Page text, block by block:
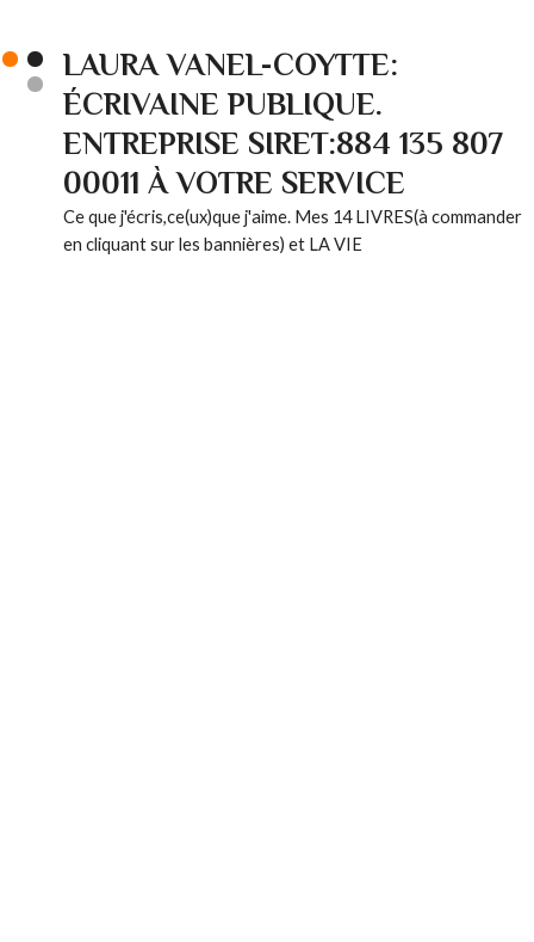
LAURA VANEL-COYTTE:
ÉCRIVAINE PUBLIQUE.
ENTREPRISE SIRET:884 135 807
00011 À VOTRE SERVICE
Ce que j'écris,ce(ux)que j'aime. Mes 14 LIVRES(à commander
en cliquant sur les bannières) et LA VIE